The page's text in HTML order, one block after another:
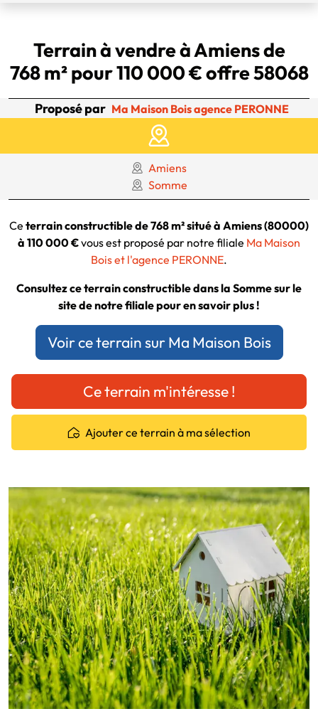
Terrain à vendre à Amiens de
768 m² pour 110 000 € offre 58068
Proposé par Ma Maison Bois agence PERONNE
Amiens
Somme
Ce terrain constructible de 768 m² situé à Amiens (80000)
à 110 000 €vous est proposé par notre filiale Ma Maison
Bois et l'agence PERONNE.
Consultez ce terrain constructible dans la Somme sur le
site de notre filiale pour en savoir plus !
Voir ce terrain sur Ma Maison Bois
Ce terrain m'intéresse !
Ajouter ce terrain à ma sélection